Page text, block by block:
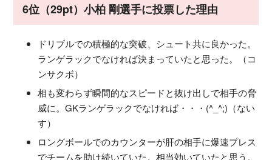
6位（29pt）小柏 剛選手に投票した理由
ドリブルでの積極的な突破、シュート共に良かった。
ランゲラックでなければ決まっていたと思った。（コ
ンサクボ）
相も変わらず瞬間的なスピードと抜け出しで相手の脅
威に。GKランゲラックでなければ・・・(^_^;)（ない
す）
ロングボールでのカウンターが肝の相手に爆速プレス
でチームを助け続いていた。相当効いていたと思う。